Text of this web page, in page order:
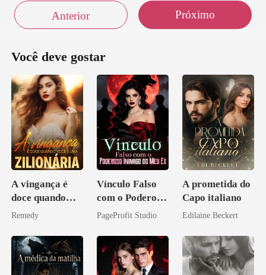
Anterior Próximo
Você deve gostar
A vingança é
doce quando
você é uma
Remedy
Vínculo Falso
com o Poderoso
Inimigo do Meu
PageProfit Studio
A prometida do
Capo italiano
Edilaine Beckert